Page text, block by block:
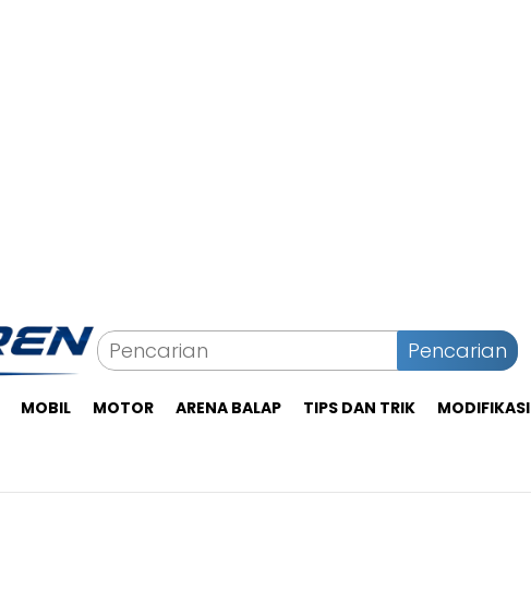
Pencarian
MOBIL MOTOR ARENA BALAP TIPS DAN TRIK MODIFIKASI